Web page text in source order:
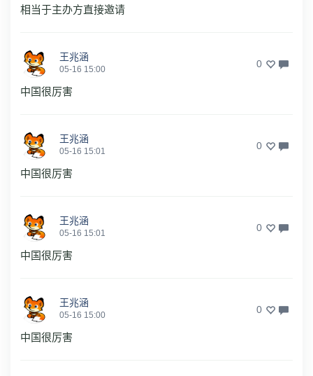
相当于主办方直接邀请
王兆涵
05-16 15:00 0
中国很厉害
王兆涵
05-16 15:01 0
中国很厉害
王兆涵
05-16 15:01 0
中国很厉害
王兆涵
05-16 15:00 0
中国很厉害